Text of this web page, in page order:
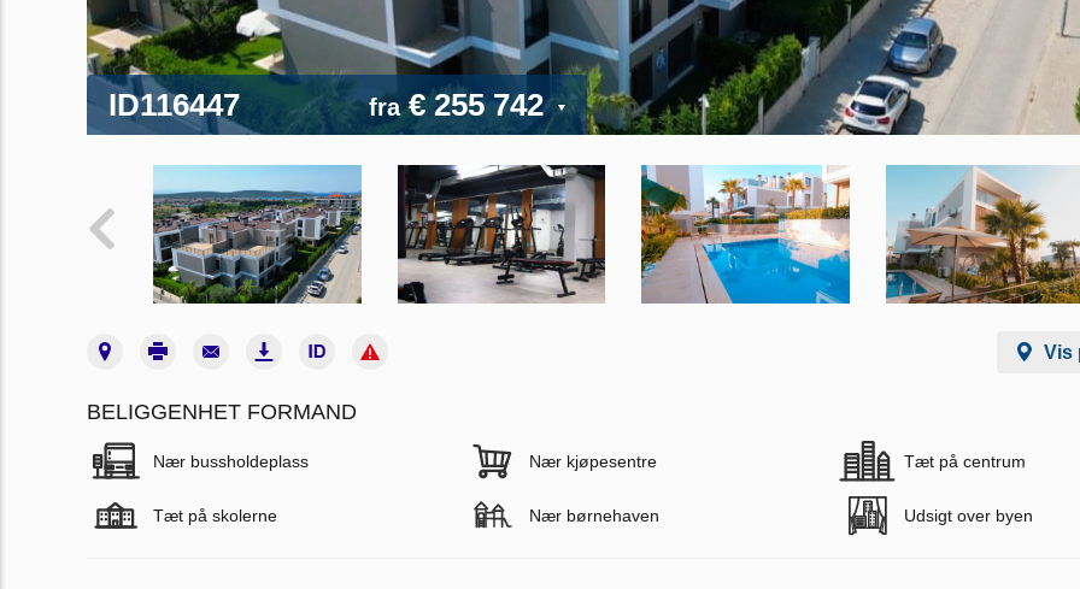
ID116447 fra€ 255 742
Vis
BELIGGENHET FORMAND
Nær bussholdeplass Nær kjøpesentre Tæt på centrum
Tæt på skolerne Nær børnehaven Udsigt over byen